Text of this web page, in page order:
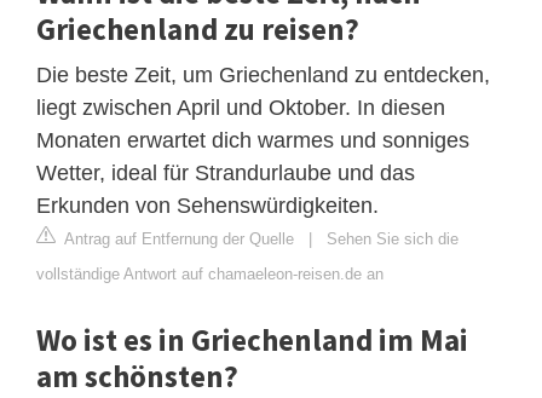
Griechenland zu reisen?
Die beste Zeit, um Griechenland zu entdecken,
liegt zwischen April und Oktober. In diesen
Monaten erwartet dich warmes und sonniges
Wetter, ideal für Strandurlaube und das
Erkunden von Sehenswürdigkeiten.
Antrag auf Entfernung der Quelle
Sehen Sie sich die
vollständige Antwort auf chamaeleon-reisen.de an
Wo ist es in Griechenland im Mai
am schönsten?